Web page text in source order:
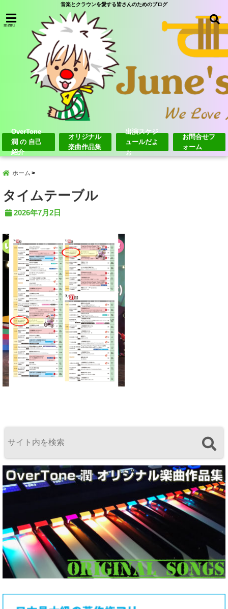
音楽とクラウンを愛する皆さんのためのブログ
menu
OverTone
潤 の 自己
紹介
オリジナル
楽曲作品集
出演スケジ
ュールだよ
ぉ
お問合せフ
ォーム
ホーム
タイムテーブル
2026年7月2日